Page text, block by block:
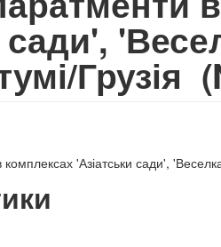
сади',
Грузія